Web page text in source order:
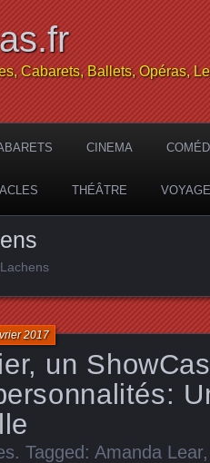
Cabarets, Ballets, Opéras,
CINEMA
THÉÂTRE
un
2017
. Tagged: Amanda Lear